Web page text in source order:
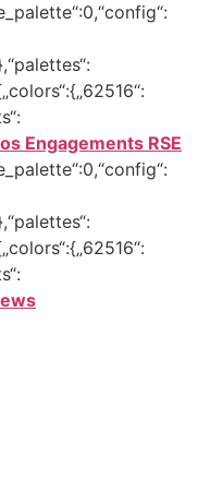
Engagements RSE